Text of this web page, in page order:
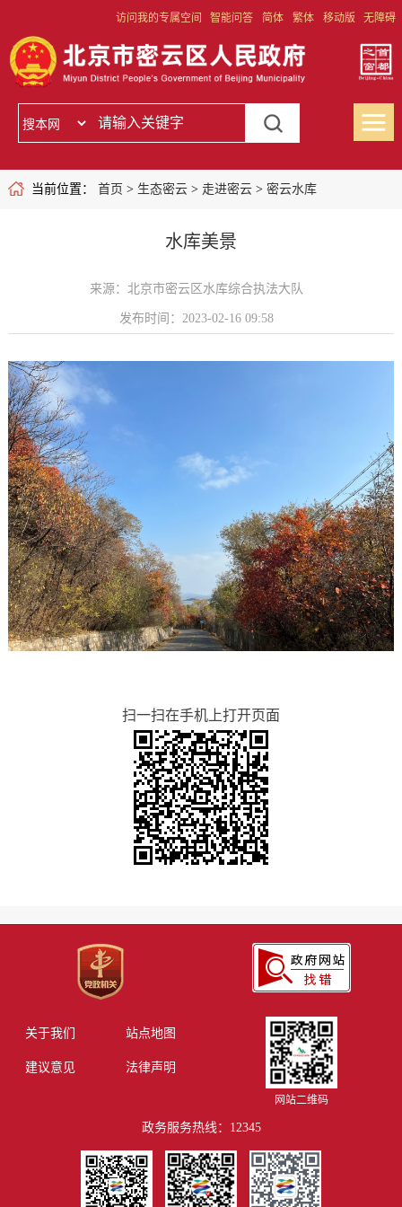
访问我的专属空间 智能问答 简体 繁体 移动版 无障碍
当前位置： 首页 > 生态密云> 走进密云> 密云水库
水库美景
来源：北京市密云区水库综合执法大队
发布时间：2023-02-16 09:58
扫一扫在手机上打开页面
关于我们 站点地图
建议意见 法律声明
网站二维码
政务服务热线：12345